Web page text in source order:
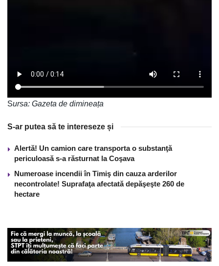
Sursa: Gazeta de dimineața
S-ar putea să te intereseze și
Alertă! Un camion care transporta o substanţă
periculoasă s-a răsturnat la Coşava
Numeroase incendii în Timiş din cauza arderilor
necontrolate! Suprafaţa afectată depăşeşte 260 de
hectare